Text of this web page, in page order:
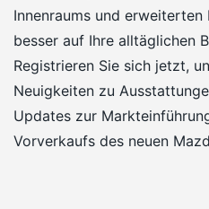
Innenraums und
besser auf Ihre alltäglichen
Registrieren Sie sich jetzt,
Neuigkeiten zu
Updates zur
Vorverkaufs des neuen